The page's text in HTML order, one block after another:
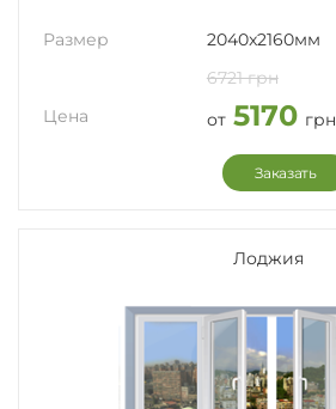
Размер
2040x2160мм
6721 грн
Цена
от 5170 грн
Заказать
Лоджия